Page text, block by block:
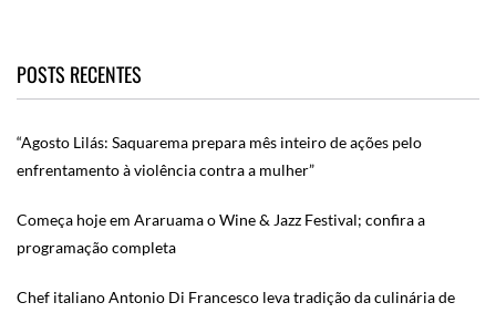
POSTS RECENTES
“Agosto Lilás: Saquarema prepara mês inteiro de ações pelo
enfrentamento à violência contra a mulher”
Começa hoje em Araruama o Wine & Jazz Festival; confira a
programação completa
Chef italiano Antonio Di Francesco leva tradição da culinária de